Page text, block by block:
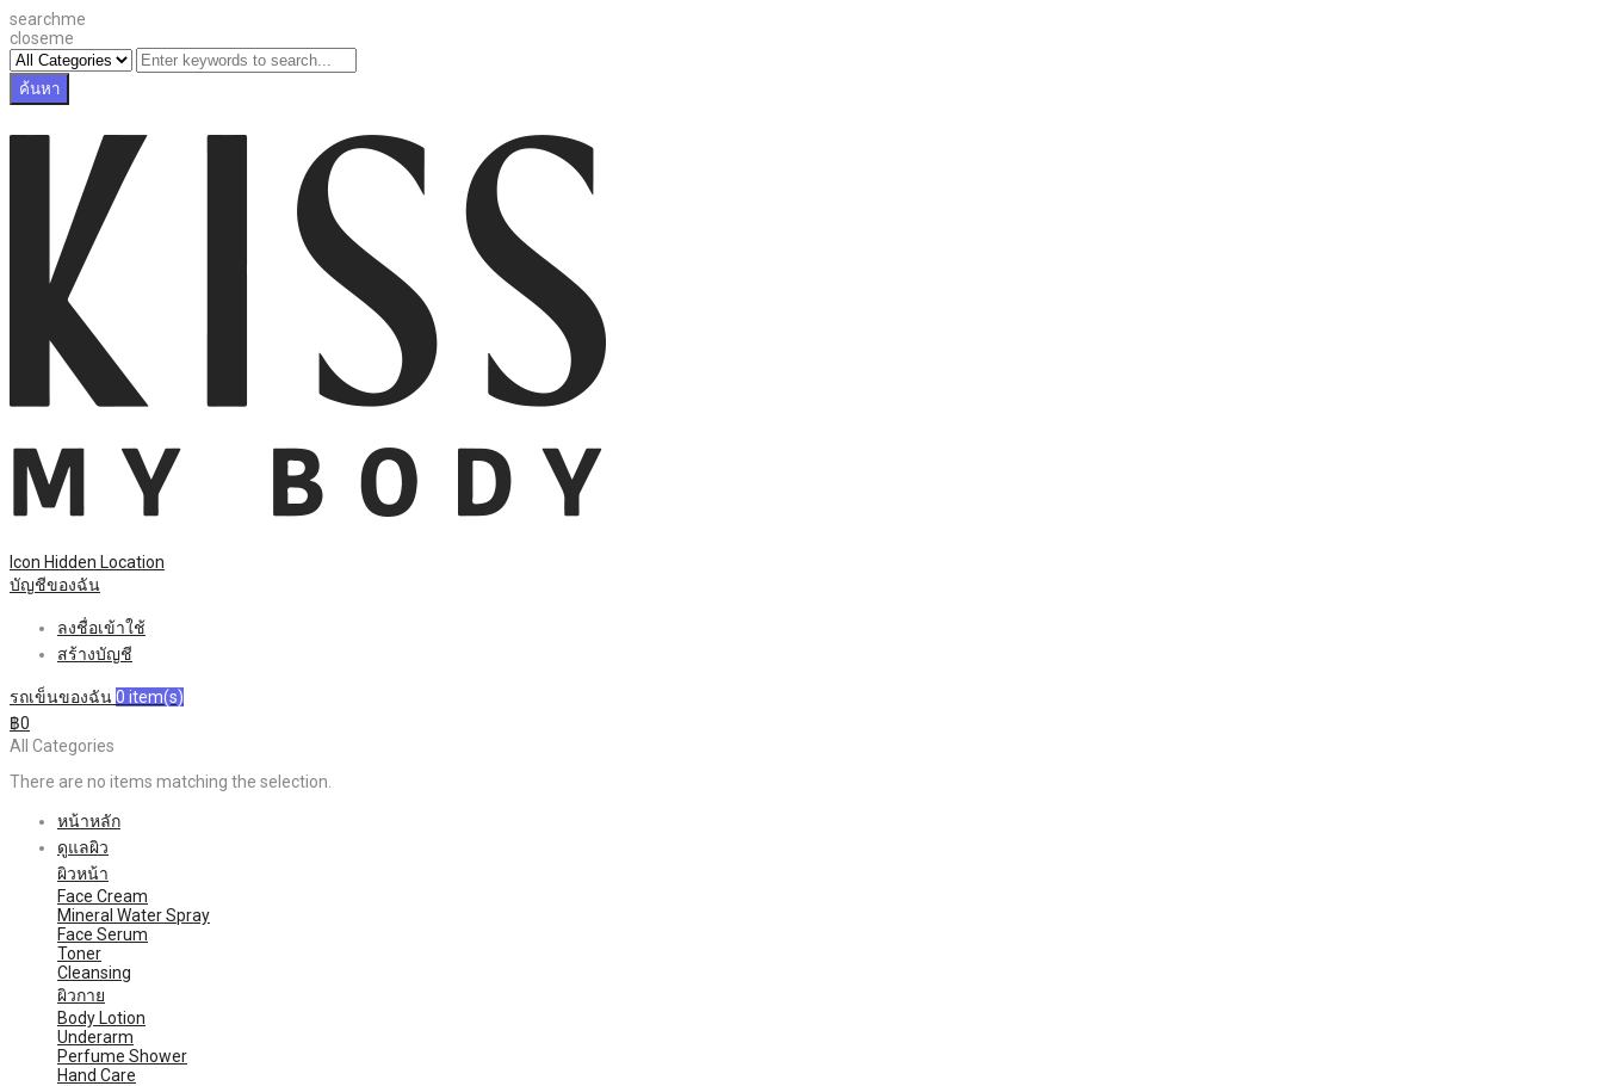
searchme
closeme
ค้นหา
Icon Hidden Location
บัญชีของฉัน
ลงชื่อเข้าใช้
สร้างบัญชี
รถเข็นของฉัน0 item(s)
฿0
All Categories
There are no items matching the selection.
หน้าหลัก
ดูแลผิว
ผิวหน้า
Face Cream
Mineral Water Spray
Face Serum
Toner
Cleansing
ผิวกาย
Body Lotion
Underarm
Perfume Shower
Hand Care